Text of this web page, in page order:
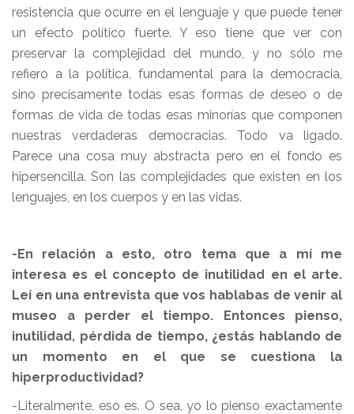
resistencia que ocurre en el lenguaje y que puede tener
un efecto político fuerte. Y eso tiene que ver con
preservar la complejidad del mundo, y no sólo me
refiero a la política, fundamental para la democracia,
sino precisamente todas esas formas de deseo o de
formas de vida de todas esas minorías que componen
nuestras verdaderas democracias. Todo va ligado.
Parece una cosa muy abstracta pero en el fondo es
hipersencilla. Son las complejidades que existen en los
lenguajes, en los cuerpos y en las vidas.
-En relación a esto, otro tema que a mí me
interesa es el concepto de inutilidad en el arte.
Leí en una entrevista que vos hablabas de venir al
museo a perder el tiempo. Entonces pienso,
inutilidad, pérdida de tiempo, ¿estás hablando de
un momento en el que se cuestiona la
hiperproductividad?
-Literalmente, eso es. O sea, yo lo pienso exactamente